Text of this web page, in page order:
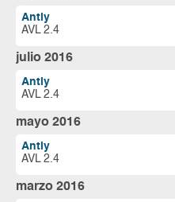
Antiy
AVL 2.4
julio 2016
Antiy
AVL 2.4
mayo 2016
Antiy
AVL 2.4
marzo 2016